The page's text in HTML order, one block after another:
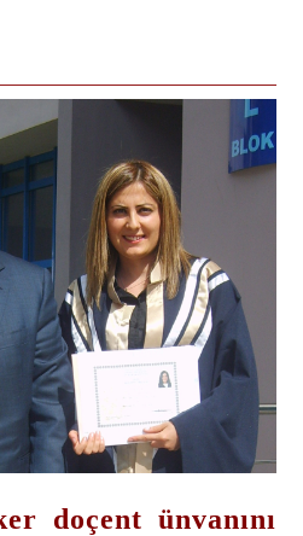
doçent ünvanını